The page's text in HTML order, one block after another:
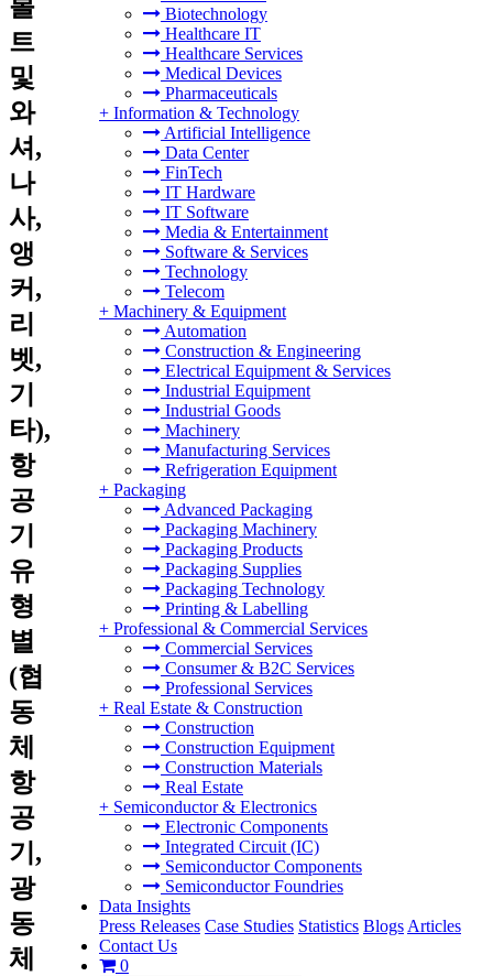
Biotechnology
Healthcare IT
Healthcare Services
Medical Devices
Pharmaceuticals
+ Information & Technology
Artificial Intelligence
Data Center
FinTech
IT Hardware
IT Software
Media & Entertainment
Software & Services
Technology
Telecom
+ Machinery & Equipment
Automation
Construction & Engineering
Electrical Equipment & Services
Industrial Equipment
Industrial Goods
Machinery
Manufacturing Services
Refrigeration Equipment
+ Packaging
Advanced Packaging
Packaging Machinery
Packaging Products
Packaging Supplies
Packaging Technology
Printing & Labelling
+ Professional & Commercial Services
Commercial Services
Consumer & B2C Services
Professional Services
+ Real Estate & Construction
Construction
Construction Equipment
Construction Materials
Real Estate
+ Semiconductor & Electronics
Electronic Components
Integrated Circuit (IC)
Semiconductor Components
Semiconductor Foundries
Data Insights
Press Releases Case Studies Statistics Blogs Articles
Contact Us
0
볼
트
및
와
셔,
나
사,
앵
커,
리
벳,
기
타),
항
공
기
유
형
별
(협
동
체
항
공
기,
광
동
체